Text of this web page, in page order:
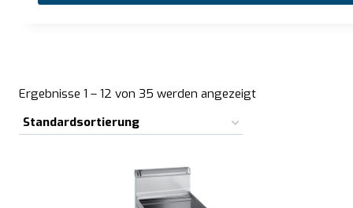
Ergebnisse 1 – 12 von 35 werden angezeigt